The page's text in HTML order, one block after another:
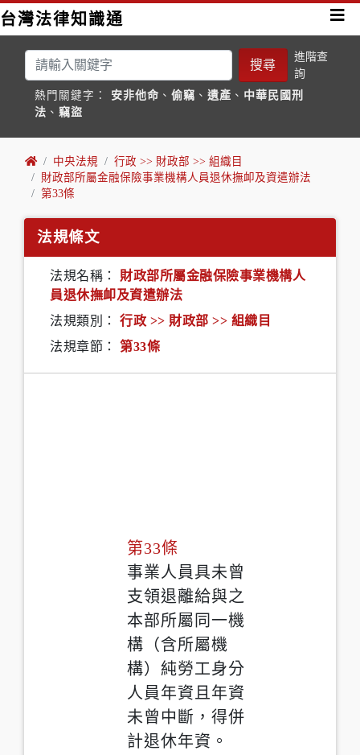
台灣法律知識通
搜尋
進階查
詢
熱門關鍵字： 安非他命 、 偷竊 、 遺產 、 中華民國刑
法 、 竊盜
中央法規
行政 >> 財政部 >> 組織目
財政部所屬金融保險事業機構人員退休撫卹及資遣辦法
第33條
法規條文
法規名稱：
財政部所屬金融保險事業機構人
員退休撫卹及資遣辦法
法規類別：
行政 >> 財政部 >> 組織目
法規章節：
第33條
第33條
事業人員具未曾
支領退離給與之
本部所屬同一機
構（含所屬機
構）純勞工身分
人員年資且年資
未曾中斷，得併
計退休年資。